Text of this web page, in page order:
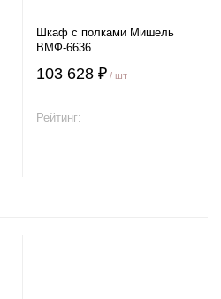
Шкаф с полками Мишель
ВМФ-6636
103 628 ₽ / шт
Рейтинг: